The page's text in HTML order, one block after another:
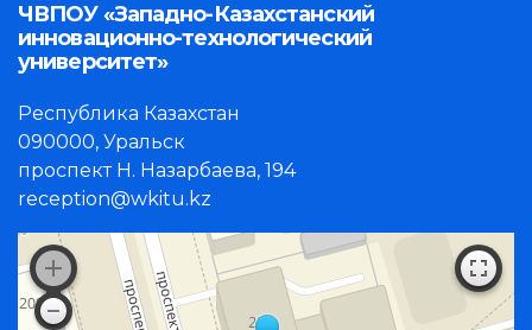
ЧВПОУ «Западно-Казахстанский
инновационно-технологический
университет»
Республика Казахстан
090000, Уральск
проспект Н. Назарбаева, 194
reception@wkitu.kz